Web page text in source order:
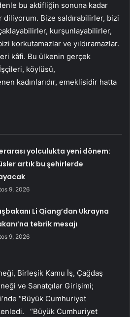
bu aktifliğin sonuna kadar
diliyorum. Bize saldırabilirler, bizi
kurşunlayabilirler,
korkutamazlar ve yıldıramazlar.
kâfi. Bu ülkenin gerçek
köylüsü,
kadınlarıdır, emeklisidir hatta
yolculukta yeni dönem:
artık bu şehirlerde
9, 2026
Li Qiang’dan Ukrayna
tebrik mesajı
9, 2026
Birleşik Kamu İş, Çağdaş
ve Sanatçılar Girişimi;
“Büyük Cumhuriyet
“Büyük Cumhuriyet